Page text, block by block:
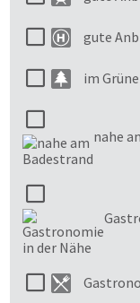
gute
im
nahe